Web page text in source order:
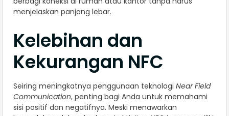
menjelaskan panjang lebar.
Kelebihan dan
Kekurangan NFC
Seiring meningkatnya penggunaan teknologi Near Field
Communication, penting bagi Anda untuk memahami
sisi positif dan negatifnya. Meski menawarkan